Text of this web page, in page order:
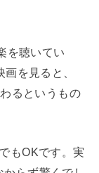
を聴いてい
を見ると、
るというもの
もOKです。実